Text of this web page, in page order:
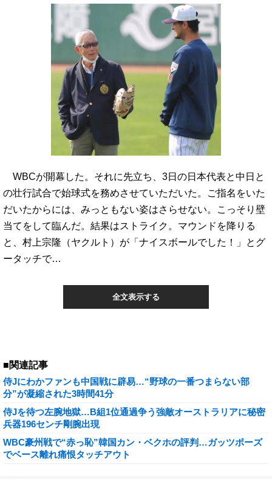
WBCが開幕した。それに先立ち、3日の日本代表と中日と
の壮行試合で始球式を務めさせていただいた。ご指名をいた
だいたからには、みっともない姿はさらせない。こっそり壁
当てをして臨んだ。結果はストライク。マウンドを降りる
と、村上宗隆（ヤクルト）が「ナイスボールでした！」とグ
ータッチで…
全文表示する
■関連記事
侍Jにわかファンも中国戦に辟易…“野球の一番つまらない部
分”が凝縮された3時間41分
侍Jを待つ左腕地獄…B組1位通過争う強敵オーストラリアに秘密
兵器196センチ剛腕出現
WBC豪州戦で“赤っ恥”韓国カン・ベクホの評判…ガッツポーズ
でベース離れ痛恨タッチアウト